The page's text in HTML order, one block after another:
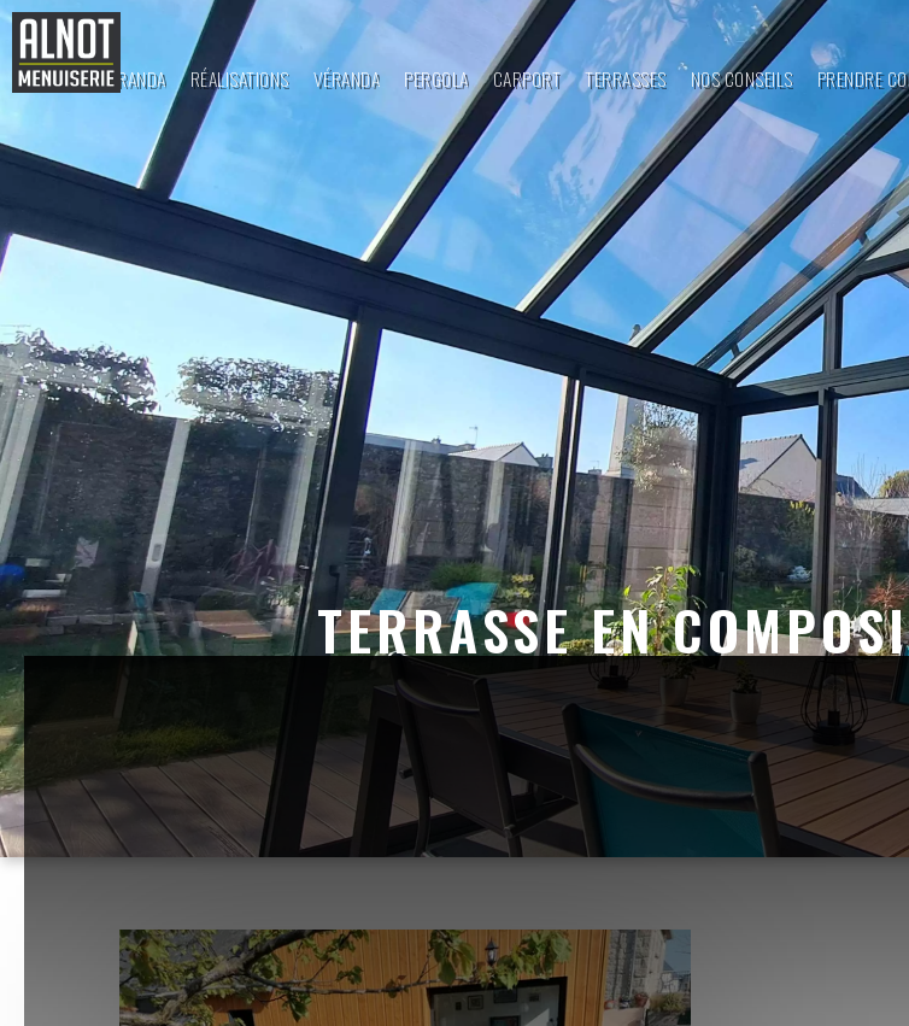
ALNOT VÉRANDA
RÉALISATIONS VÉRANDA PERGOLA CARPORT TERRASSES NOS CONSEILS PRENDRE
TERRASSE EN